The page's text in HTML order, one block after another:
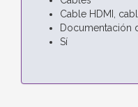
Cable HDMI,
Documentación
Sí